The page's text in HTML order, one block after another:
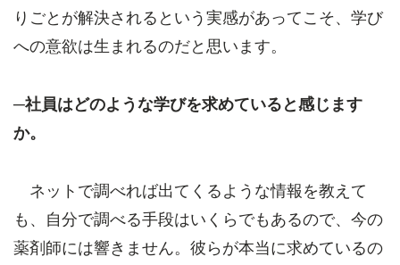
りごとが解決されるという実感があってこそ、学び
への意欲は生まれるのだと思います。
─社員はどのような学びを求めていると感じます
か。
ネットで調べれば出てくるような情報を教えて
も、自分で調べる手段はいくらでもあるので、今の
薬剤師には響きません。彼らが本当に求めているの